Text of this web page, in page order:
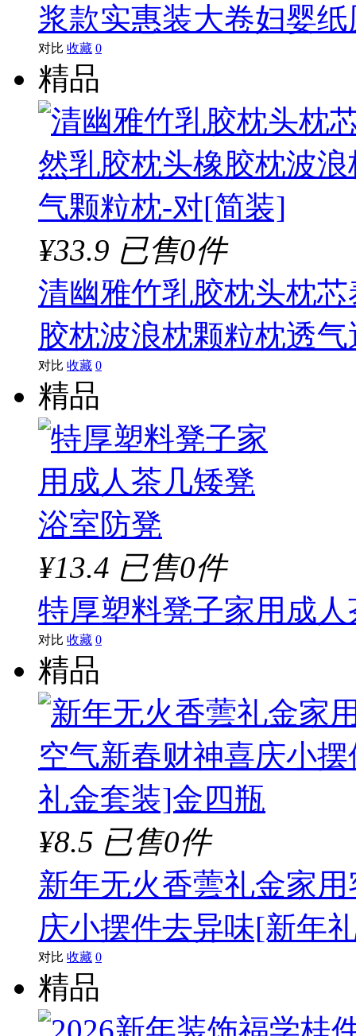
浆款实惠装大卷妇婴
对比 收藏 0
精品
¥33.9 已售0件
清幽雅竹乳胶枕头枕
胶枕波浪枕颗粒枕透
对比 收藏 0
精品
¥13.4 已售0件
特厚塑料凳子家用成
对比 收藏 0
精品
¥8.5 已售0件
新年无火香蕓礼金家
庆小摆件去异味[新年
对比 收藏 0
精品